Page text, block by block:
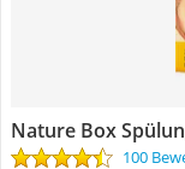
Nature Box
100